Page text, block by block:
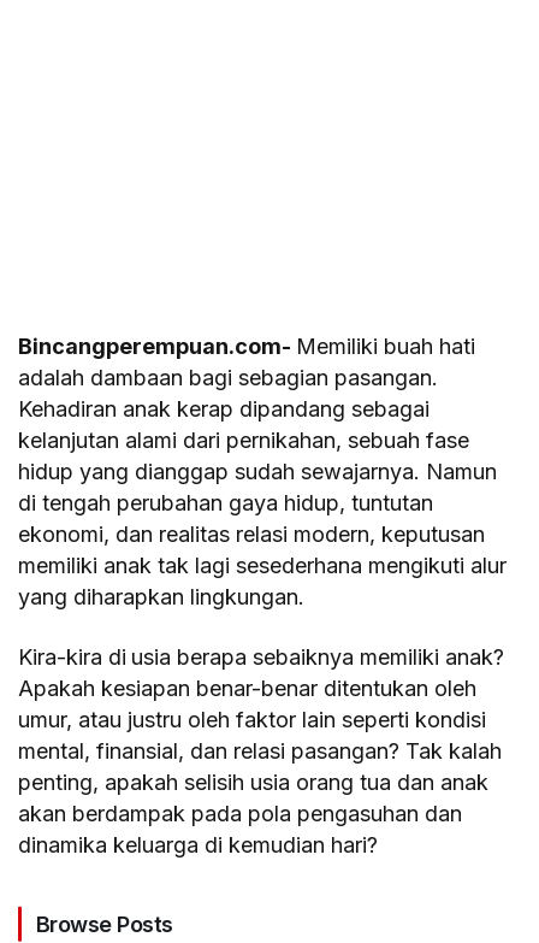
Bincangperempuan.com- Memiliki buah hati
adalah dambaan bagi sebagian pasangan.
Kehadiran anak kerap dipandang sebagai
kelanjutan alami dari pernikahan, sebuah fase
hidup yang dianggap sudah sewajarnya. Namun
di tengah perubahan gaya hidup, tuntutan
ekonomi, dan realitas relasi modern, keputusan
memiliki anak tak lagi sesederhana mengikuti alur
yang diharapkan lingkungan.
Kira-kira di usia berapa sebaiknya memiliki anak?
Apakah kesiapan benar-benar ditentukan oleh
umur, atau justru oleh faktor lain seperti kondisi
mental, finansial, dan relasi pasangan? Tak kalah
penting, apakah selisih usia orang tua dan anak
akan berdampak pada pola pengasuhan dan
dinamika keluarga di kemudian hari?
Browse Posts